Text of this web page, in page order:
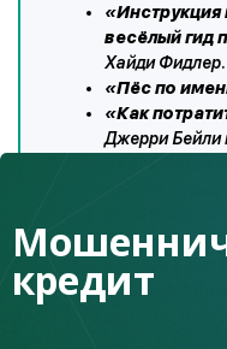
весёлый гид
Хайди Фидлер.
«Пёс по
«Как
Джерри Бейли
финансовой
«Богатый
кредит